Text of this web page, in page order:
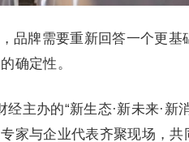
品牌需要重新回答一个更
确定性。
经主办的“新生态·新未来·
家与企业代表齐聚现场，